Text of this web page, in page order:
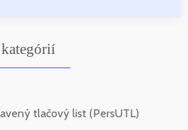
tlačový list (PersUTL)